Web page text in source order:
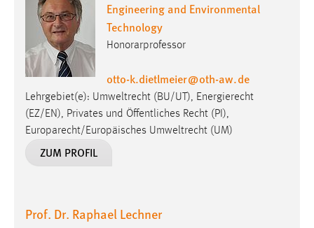
Engineering and Environmental
Technology
Honorarprofessor
otto-k.dietlmeier@oth-aw.de
Lehrgebiet(e): Umweltrecht (BU/UT), Energierecht
(EZ/EN), Privates und Öffentliches Recht (PI),
Europarecht/Europäisches Umweltrecht (UM)
ZUM PROFIL
Prof. Dr. Raphael Lechner